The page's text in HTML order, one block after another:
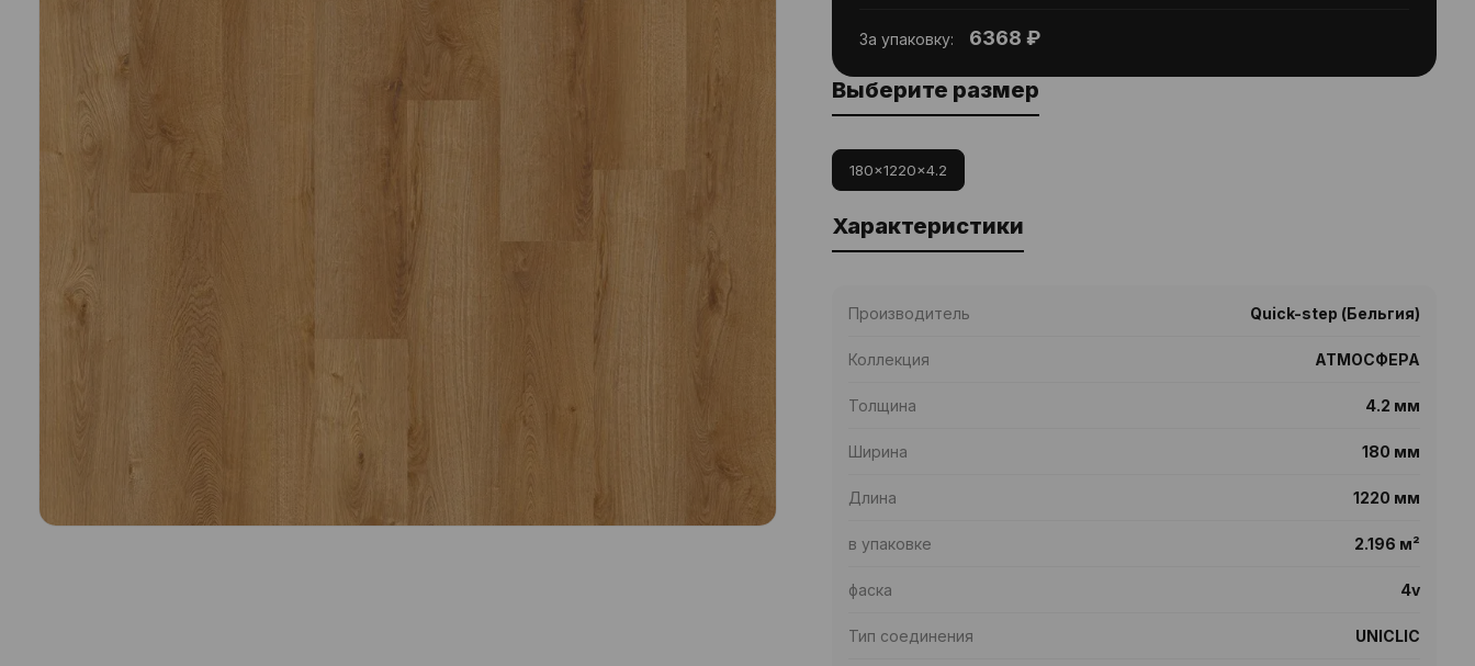
За упаковку: 6368 ₽
Выберите размер
180x1220x4.2
Характеристики
Производитель Quick-step (Бельгия)
Коллекция АТМОСФЕРА
Толщина 4.2 мм
Ширина 180 мм
Длина 1220 мм
в упаковке 2.196 м²
фаска 4v
Тип соединения UNICLIC